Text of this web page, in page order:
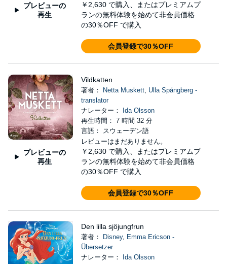
プレビューの
再生
￥2,630 で購入、またはプレミアムプ
ランの無料体験を始めて非会員価格
の30％OFF で購入
会員登録で30％OFF
プレビューの
再生
Vildkatten
著者： Netta Muskett, Ulla Spångberg -
translator
ナレーター：
Ida Olsson
再生時間： 7 時間 32 分
言語： スウェーデン語
レビューはまだありません。
￥2,630 で購入、またはプレミアムプ
ランの無料体験を始めて非会員価格
の30％OFF で購入
会員登録で30％OFF
Den lilla sjöjungfrun
著者： Disney, Emma Ericson -
Übersetzer
ナレーター：
Ida Olsson